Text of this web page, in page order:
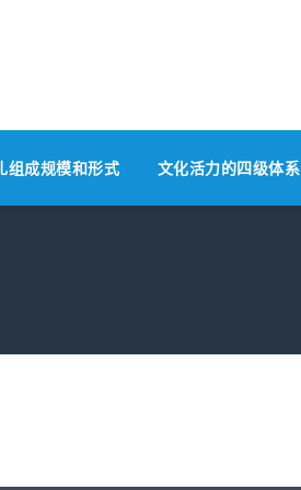
组成规模和形式 文化活力的四级体系